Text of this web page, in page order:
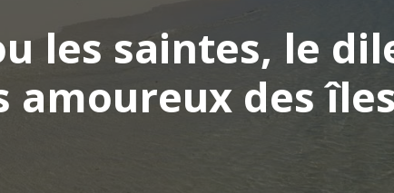
les saintes, le
amoureux des îles